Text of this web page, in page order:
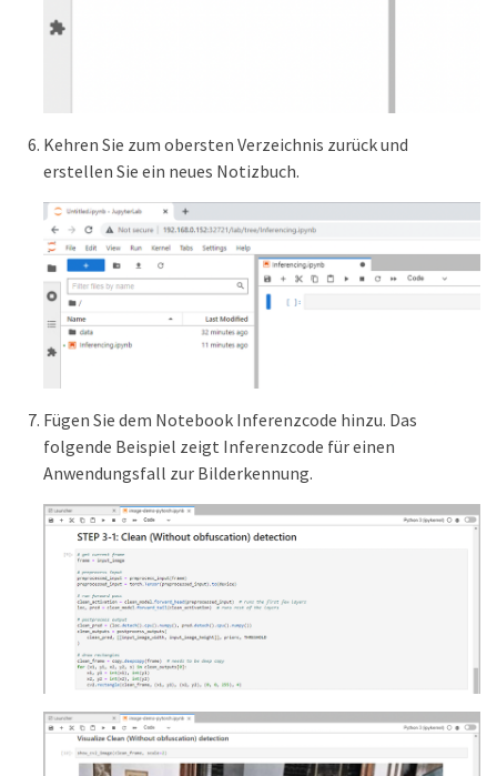
Kehren Sie zum obersten Verzeichnis zurück und
erstellen Sie ein neues Notizbuch.
Fügen Sie dem Notebook Inferenzcode hinzu. Das
folgende Beispiel zeigt Inferenzcode für einen
Anwendungsfall zur Bilderkennung.